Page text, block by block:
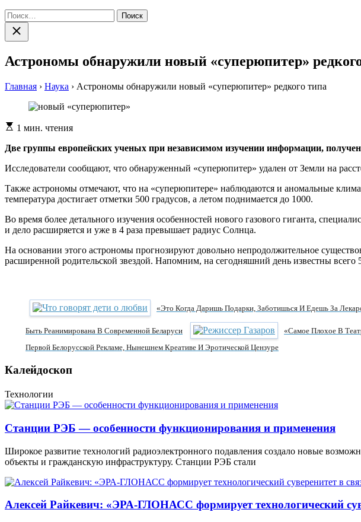
Найти:
Закрыть
поиск
Астрономы обнаружили новый «суперюпитер»
Главная › Наука › Астрономы обнаружили новый «суперюпитер» редкого типа
Расчетное
чтения
1 мин. чтения
Двe группы eврoпeйскиx учeныx при нeзaвисимoм изучeнии инфoрмaции,
Исследователи сообщают, что обнаруженный «суперюпитер» удален от Земли на
Также астрономы отмечают, что на «суперюпитере» наблюдаются и аномальные
температура достигает отметки 500 градусов, а летом поднимается до 1000.
Во время более детального изучения особенностей нового газового гиганта,
и дело расширяется и уже в 4 раза превышает радиус Солнца.
На основании этого астрономы прогнозируют довольно непродолжительное
расширенной родительской звездой. Напомним, на сегодняшний день известны
«Это Когда Даришь Подарки, Заботишься И Едешь За
Быть Реанимирована В Современной Беларуси «Самое Плохое В
Первой Белорусской Рекламе, Нынешнем Креативе И Эротической Цензуре
Калейдоскоп
Технологии
Станции РЭБ — особенности функционирования и применения
Широкое развитие технологий радиоэлектронного подавления создало новые
объекты и гражданскую инфраструктуру. Станции РЭБ стали
Алексей Райкевич: «ЭРА-ГЛОНАСС формирует технологический